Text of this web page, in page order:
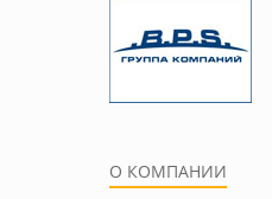
О КОМПАНИИ